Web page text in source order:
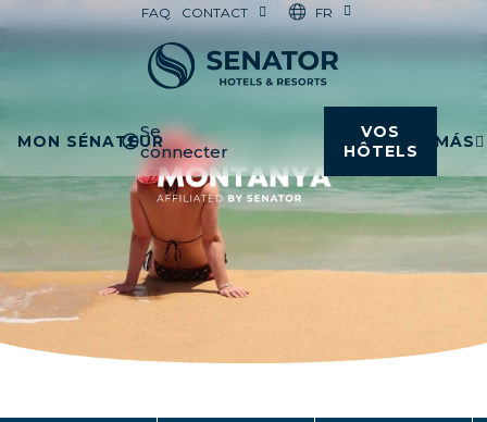
FAQ CONTACT FR
MON SÉNATEUR
Se
connecter
VOS
HÔTELS
MÁS